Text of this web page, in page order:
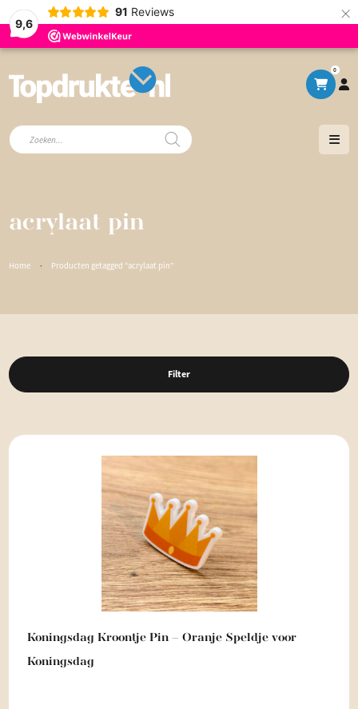
9,6
91 Reviews ×
0
Producten
zoeken
acrylaat pin
Home · Producten getagged “acrylaat pin”
Filter
Koningsdag Kroontje Pin – Oranje Speldje voor
Koningsdag